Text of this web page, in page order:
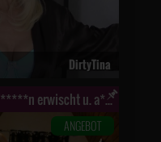
DirtyTina
Meinen C****n beim W*****n erwischt u. a*******t!
ANGEBOT